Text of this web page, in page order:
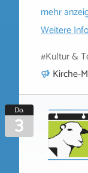
mehr
Weitere
#Kultur &
Kirche-
Do.
3